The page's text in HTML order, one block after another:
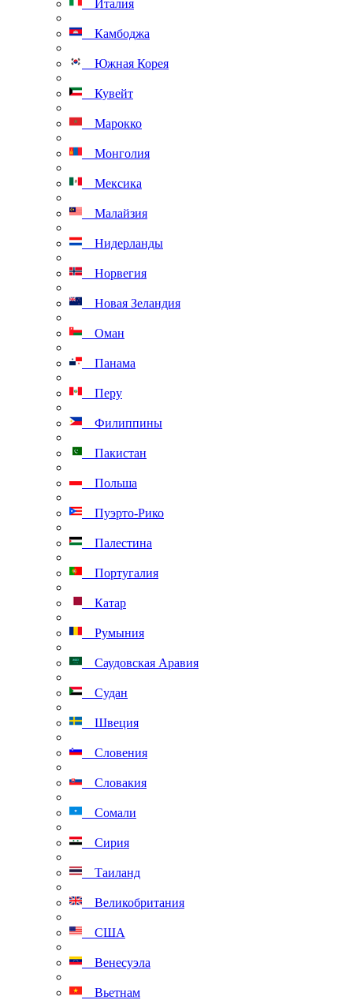
Италия
Камбоджа
Южная Корея
Кувейт
Марокко
Монголия
Мексика
Малайзия
Нидерланды
Норвегия
Новая Зеландия
Оман
Панама
Перу
Филиппины
Пакистан
Польша
Пуэрто-Рико
Палестина
Португалия
Катар
Румыния
Саудовская Аравия
Судан
Швеция
Словения
Словакия
Сомали
Сирия
Таиланд
Великобритания
США
Венесуэла
Вьетнам